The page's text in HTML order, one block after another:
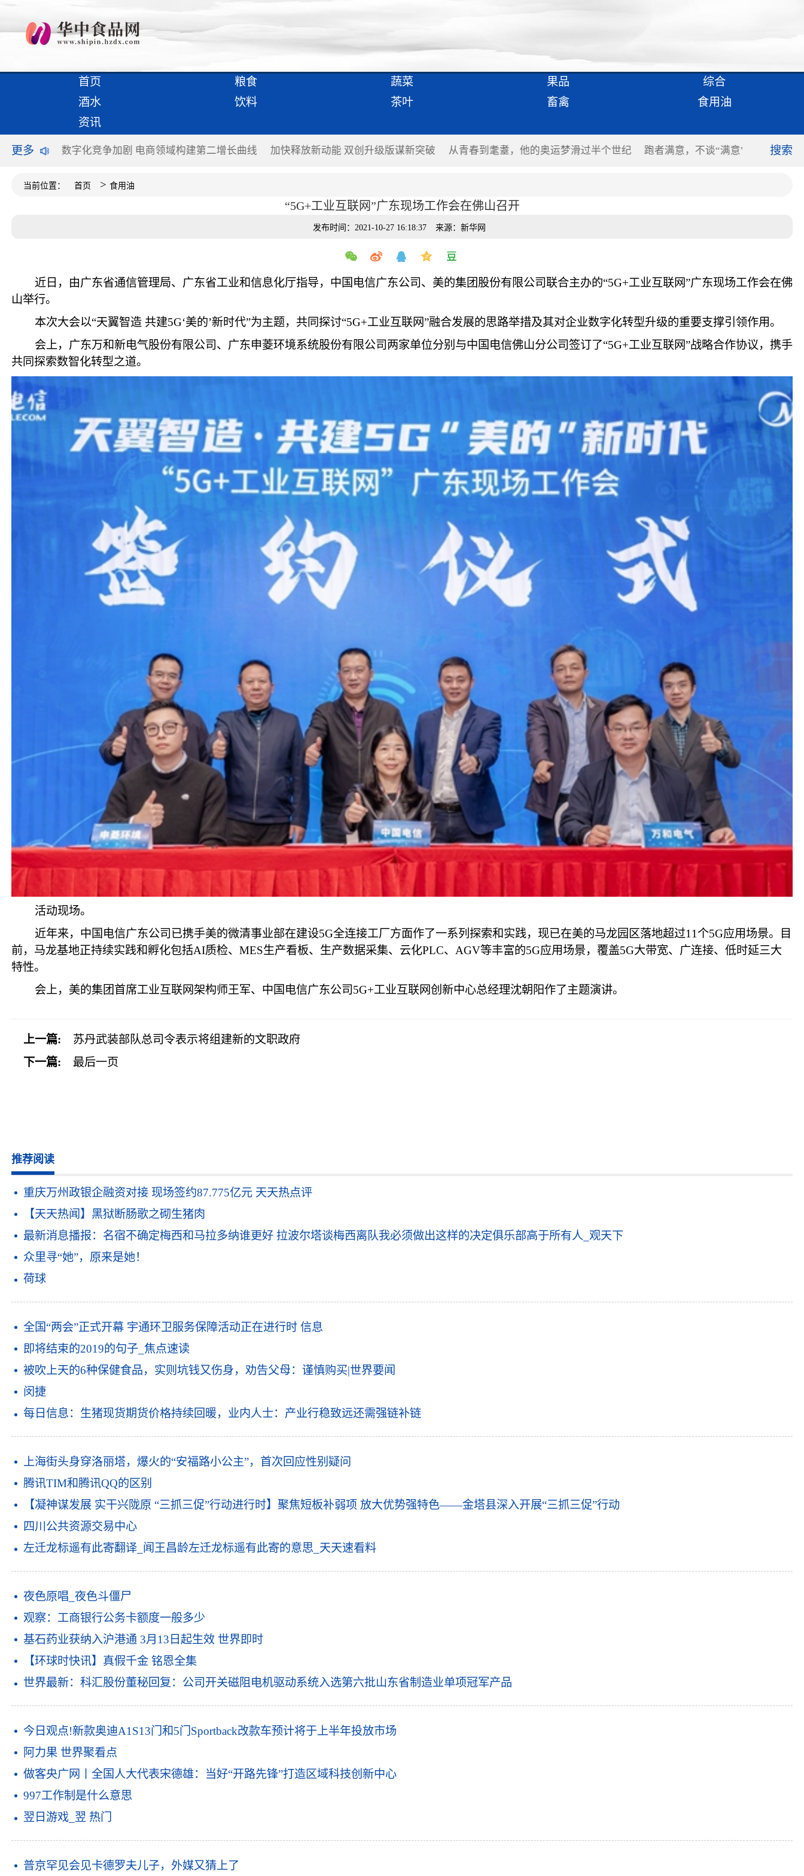
首页 粮食 蔬菜 果品
综合
酒水
饮料 茶叶 畜禽
食用油
资讯
更多
增长曲线 加快释放新动能 双创升级版谋新突破 从青春到耄耋，他的奥运梦滑过半个世纪 跑者满意，不谈“满意” 数字化竞争加剧 电商领域构建第二增长曲线 搜索
当前位置： 首页 >食用油
“5G+工业互联网”广东现场工作会在佛山召开
发布时间：2021-10-27 16:18:37 来源：新华网
近日，由广东省通信管理局、广东省工业和信息化厅指导，中国电信广东公司、美的集团股份有限公司联合主办的“5G+工业互联网”广东现场工作会在佛
山举行。
本次大会以“天翼智造 共建5G‘美的’新时代”为主题，共同探讨“5G+工业互联网”融合发展的思路举措及其对企业数字化转型升级的重要支撑引领作用。
会上，广东万和新电气股份有限公司、广东申菱环境系统股份有限公司两家单位分别与中国电信佛山分公司签订了“5G+工业互联网”战略合作协议，携手
共同探索数智化转型之道。
活动现场。
近年来，中国电信广东公司已携手美的微清事业部在建设5G全连接工厂方面作了一系列探索和实践，现已在美的马龙园区落地超过11个5G应用场景。目
前，马龙基地正持续实践和孵化包括AI质检、MES生产看板、生产数据采集、云化PLC、AGV等丰富的5G应用场景，覆盖5G大带宽、广连接、低时延三大
特性。
会上，美的集团首席工业互联网架构师王军、中国电信广东公司5G+工业互联网创新中心总经理沈朝阳作了主题演讲。
上一篇:
苏丹武装部队总司令表示将组建新的文职政府
下一篇:
最后一页
推荐阅读
重庆万州政银企融资对接 现场签约87.775亿元 天天热点评
【天天热闻】黑狱断肠歌之砌生猪肉
最新消息播报：名宿不确定梅西和马拉多纳谁更好 拉波尔塔谈梅西离队我必须做出这样的决定俱乐部高于所有人_观天下
众里寻“她”，原来是她！
荷球
全国“两会”正式开幕 宇通环卫服务保障活动正在进行时 信息
即将结束的2019的句子_焦点速读
被吹上天的6种保健食品，实则坑钱又伤身，劝告父母：谨慎购买|世界要闻
闵捷
每日信息：生猪现货期货价格持续回暖，业内人士：产业行稳致远还需强链补链
上海街头身穿洛丽塔，爆火的“安福路小公主”，首次回应性别疑问
腾讯TIM和腾讯QQ的区别
【凝神谋发展 实干兴陇原 “三抓三促”行动进行时】聚焦短板补弱项 放大优势强特色——金塔县深入开展“三抓三促”行动
四川公共资源交易中心
左迁龙标遥有此寄翻译_闻王昌龄左迁龙标遥有此寄的意思_天天速看料
夜色原唱_夜色斗僵尸
观察：工商银行公务卡额度一般多少
基石药业获纳入沪港通 3月13日起生效 世界即时
【环球时快讯】真假千金 铭恩全集
世界最新：科汇股份董秘回复：公司开关磁阻电机驱动系统入选第六批山东省制造业单项冠军产品
今日观点!新款奥迪A1S13门和5门Sportback改款车预计将于上半年投放市场
阿力果 世界聚看点
做客央广网丨全国人大代表宋德雄：当好“开路先锋”打造区域科技创新中心
997工作制是什么意思
翌日游戏_翌 热门
普京罕见会见卡德罗夫儿子，外媒又猜上了